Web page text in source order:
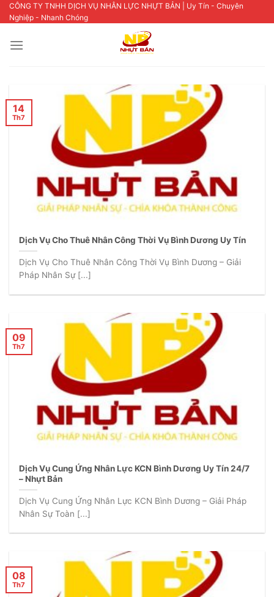
Skip
to
CÔNG TY TNHH DỊCH VỤ NHÂN LỰC NHỰT BẢN | Uy Tín - Chuyên
Nghiệp - Nhanh Chóng
Dịch Vụ Cho Thuê Nhân Công Thời Vụ Bình Dương Uy Tín
Dịch Vụ Cho Thuê Nhân Công Thời Vụ Bình Dương – Giải
Pháp Nhân Sự [...]
14
Th7
Dịch Vụ Cung Ứng Nhân Lực KCN Bình Dương Uy Tín 24/7
– Nhựt Bản
Dịch Vụ Cung Ứng Nhân Lực KCN Bình Dương – Giải Pháp
Nhân Sự Toàn [...]
09
Th7
08
Th7